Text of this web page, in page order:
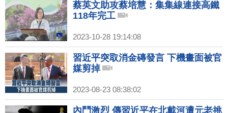
蔡英文助攻蔡培慧：集集線連接高鐵
118年完工
2023-10-28 19:14:08
習近平突取消金磚發言 下機畫面被官
媒剪掉
2023-08-23 08:38:02
內鬥激烈 傳習近平在北戴河遭元老挑